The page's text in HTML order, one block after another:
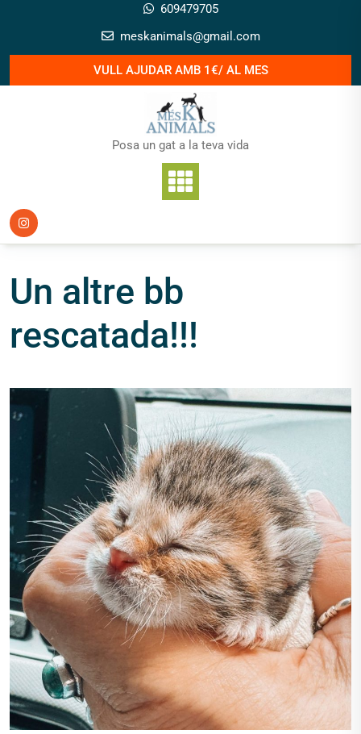
609479705
meskanimals@gmail.com
VULL AJUDAR AMB 1€/ AL MES
Posa un gat a la teva vida
Un altre bb
rescatada!!!